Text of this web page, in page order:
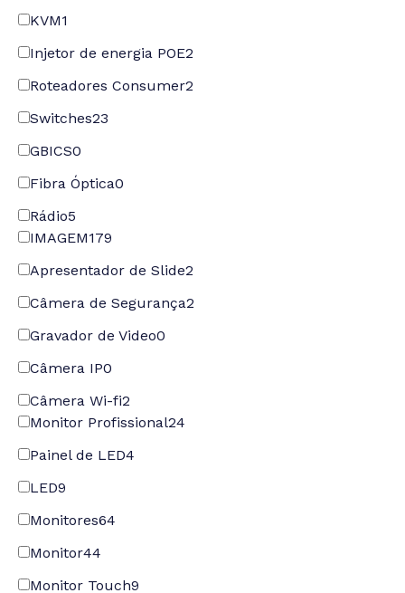
KVM1
Injetor de energia POE2
Roteadores Consumer2
Switches23
GBICS0
Fibra Óptica0
Rádio5
IMAGEM179
Apresentador de Slide2
Câmera de Segurança2
Gravador de Video0
Câmera IP0
Câmera Wi-fi2
Monitor Profissional24
Painel de LED4
LED9
Monitores64
Monitor44
Monitor Touch9